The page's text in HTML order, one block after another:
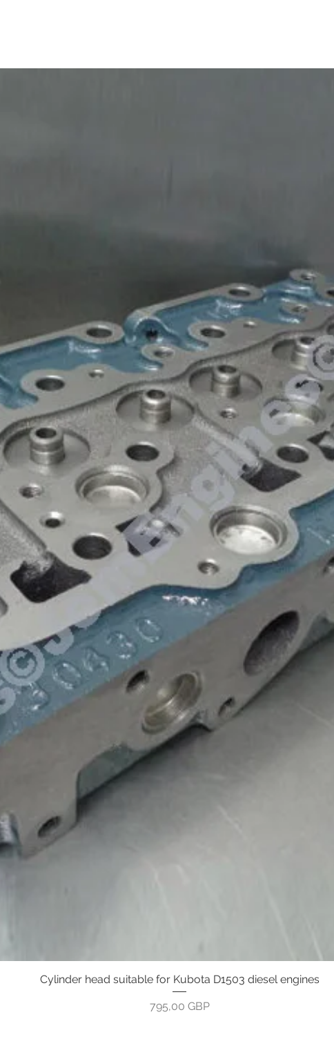
Vista rápida
Cylinder head suitable for Kubota D1503 diesel engines
Precio
795,00 GBP